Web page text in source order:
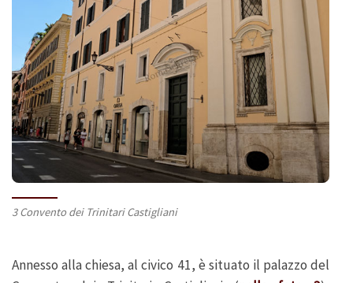
3 Convento dei Trinitari Castigliani
Annesso alla chiesa, al civico 41, è situato il palazzo del